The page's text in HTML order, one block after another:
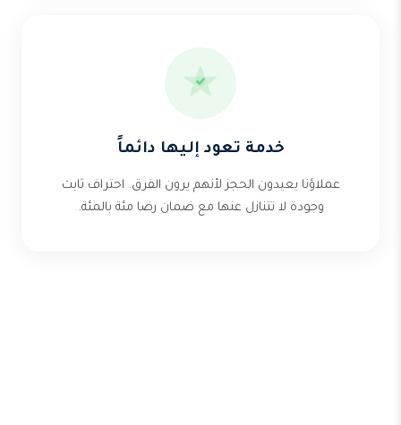
خدمة تعود إليها دائماً
عملاؤنا يعيدون الحجز لأنهم يرون الفرق. احتراف ثابت
وجودة لا تتنازل عنها مع ضمان رضا مئة بالمئة.